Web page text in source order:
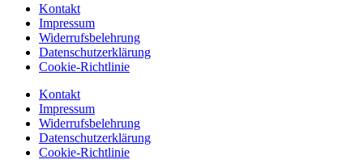
Kontakt
Impressum
Widerrufsbelehrung
Datenschutzerklärung
Cookie-Richtlinie
Kontakt
Impressum
Widerrufsbelehrung
Datenschutzerklärung
Cookie-Richtlinie